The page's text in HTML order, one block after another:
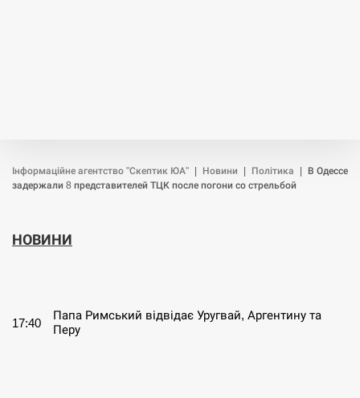
Інформаційне агентство "Скептик ЮА" Новини Політика
В Одессе
задержали 8 представителей ТЦК после погони со стрельбой
НОВИНИ
17:40
Папа Римський відвідає Уругвай, Аргентину та
Перу